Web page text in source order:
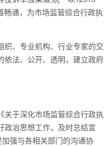
通，为市场监管综合行政执
织、专业机构、行业专家的交
依法、公开、透明，建立政府
于深化市场监管综合行政执
政治思想工作，及时总结宣
强与各相关部门的沟通协